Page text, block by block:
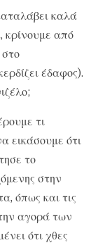
καλά
κρίνουμε από
έδαφος).
τι
εικάσουμε ότι
το
στην
όπως και τις
αγορά των
ότι χθες